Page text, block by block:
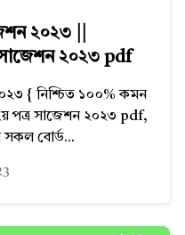
২০২৩ ||
২০২৩ pdf
{ নিশ্চিত ১০০% কমন
পত্র সাজেশন ২০২৩ pdf,
সকল বোর্ড...